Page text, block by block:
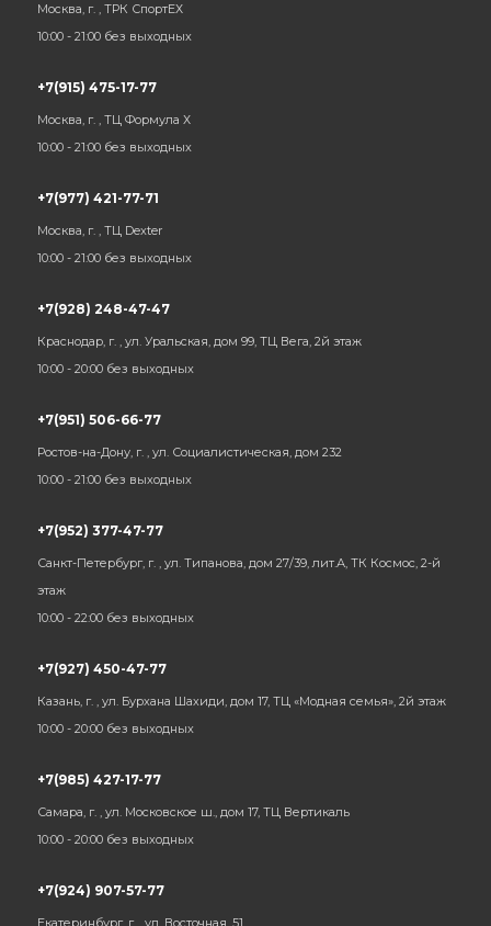
Москва, г. , ТРК СпортЕХ
10:00 - 21:00 без выходных
+7(915) 475-17-77
Москва, г. , ТЦ Формула Х
10:00 - 21:00 без выходных
+7(977) 421-77-71
Москва, г. , ТЦ Dexter
10:00 - 21:00 без выходных
+7(928) 248-47-47
Краснодар, г. , ул. Уральская, дом 99, ТЦ Вега, 2й этаж
10:00 - 20:00 без выходных
+7(951) 506-66-77
Ростов-на-Дону, г. , ул. Социалистическая, дом 232
10:00 - 21:00 без выходных
+7(952) 377-47-77
Санкт-Петербург, г. , ул. Типанова, дом 27/39, лит.А, ТК Космос, 2-й
этаж
10:00 - 22:00 без выходных
+7(927) 450-47-77
Казань, г. , ул. Бурхана Шахиди, дом 17, ТЦ «Модная семья», 2й этаж
10:00 - 20:00 без выходных
+7(985) 427-17-77
Самара, г. , ул. Московское ш., дом 17, ТЦ Вертикаль
10:00 - 20:00 без выходных
+7(924) 907-57-77
Екатеринбург, г. , ул. Восточная, 51